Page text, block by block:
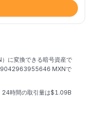
に変換できる暗号資産で
MXNで
時間の取引量は$1.09B